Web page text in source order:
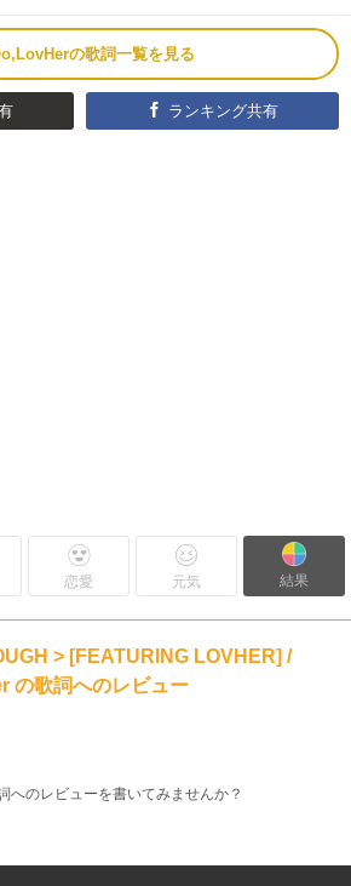
の歌詞一覧を見る
ランキング共有
恋愛 元気 結果
> [FEATURING LOVHER] /
の歌詞へのレビュー
へのレビューを書いてみませんか？